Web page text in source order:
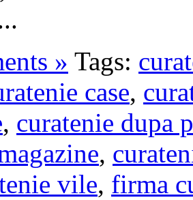
» Tags:
case,
, curatenie dupa
,
vile, firma